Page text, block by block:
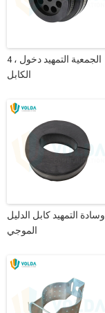
4 ، الجمعية التمهيد دخول
الكابل
وسادة التمهيد كابل الدليل
الموجي